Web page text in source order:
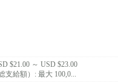
$21.00 ～ USD $23.00
支給額）: 最大 100,0...